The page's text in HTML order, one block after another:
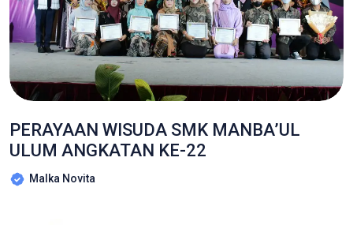
PERAYAAN WISUDA SMK MANBA’UL
ULUM ANGKATAN KE-22
Malka Novita